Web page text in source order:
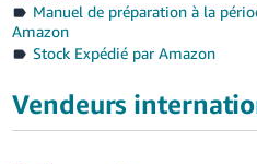
Manuel de préparation à la
Amazon
Stock Expédié par Amazon
Vendeurs